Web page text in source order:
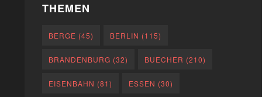
THEMEN
BERGE (45) BERLIN (115)
BRANDENBURG (32) BUECHER (210)
EISENBAHN (81) ESSEN (30)